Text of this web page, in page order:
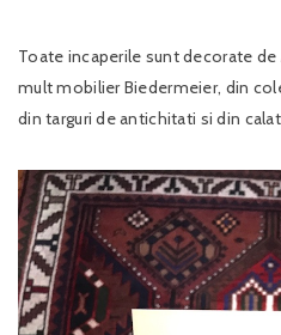
Toate incaperile sunt decorate de
mult mobilier Biedermeier, din
din targuri de antichitati si din